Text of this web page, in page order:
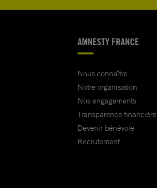
AMNESTY FRANCE
Nous connaître
Notre organisation
Nos engagements
Transparence financière
Devenir bénévole
Recrutement